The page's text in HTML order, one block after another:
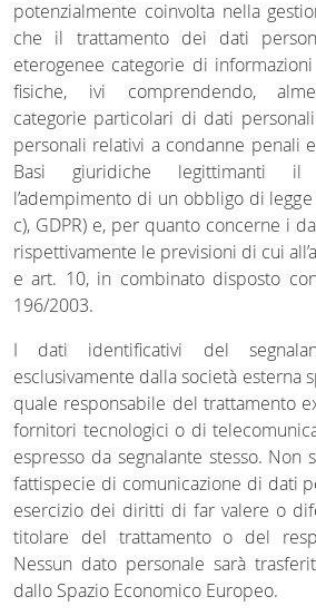
potenzialmente coinvolta nella
che il trattamento dei dati
eterogenee categorie di
fisiche, ivi comprendendo,
categorie particolari di dati
personali relativi a condanne penali
Basi giuridiche legittimanti il
l’adempimento di un obbligo di
c), GDPR) e, per quanto concerne i
rispettivamente le previsioni di cui
e art. 10, in combinato disposto con
196/2003.
I dati identificativi del
esclusivamente dalla società esterna
quale responsabile del trattamento
fornitori tecnologici o di
espresso da segnalante stesso. Non
fattispecie di comunicazione di dati
esercizio dei diritti di far valere o
titolare del trattamento o del
Nessun dato personale sarà
dallo Spazio Economico Europeo.